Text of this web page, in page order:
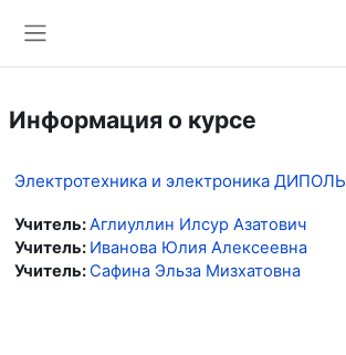
Информация о курсе
Электротехника и электроника ДИПОЛЬ
Учитель:Аглиуллин Илсур Азатович
Учитель: Иванова Юлия Алексеевна
Учитель:Сафина Эльза Мизхатовна